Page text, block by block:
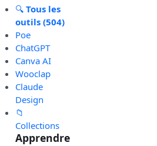
🔍 Tous les
outils (504)
Poe
ChatGPT
Canva AI
Wooclap
Claude
Design
📁
Collections
Apprendre